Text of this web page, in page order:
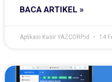
BACA ARTIKEL »
Aplikasi Kasir YAZCORP.id 14